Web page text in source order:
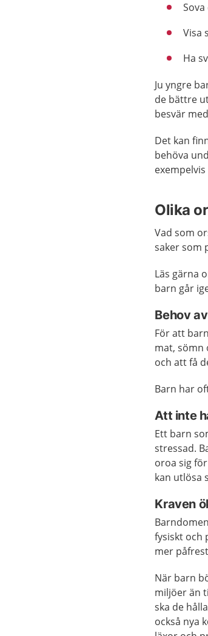
Visa
Ha
Ju yngre
de bättre
besvär
Det kan
behöva
Olika
Vad som
saker som
Läs gärna
barn går
Behov
För att
mat, sömn
och att få
Barn har
Att inte
Ett barn
stressad.
oroa sig
kan utlösa
Kraven
fysiskt och
mer
När barn
miljöer än
ska de
också nya